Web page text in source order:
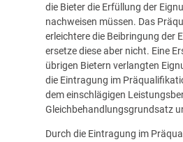
die Bieter die Erfüllung der
nachweisen müssen. Das
erleichtere die Beibringung der
ersetze diese aber nicht. Eine
übrigen Bietern verlangten
die Eintragung im
dem einschlägigen
Gleichbehandlungsgrundsatz
Durch die Eintragung im